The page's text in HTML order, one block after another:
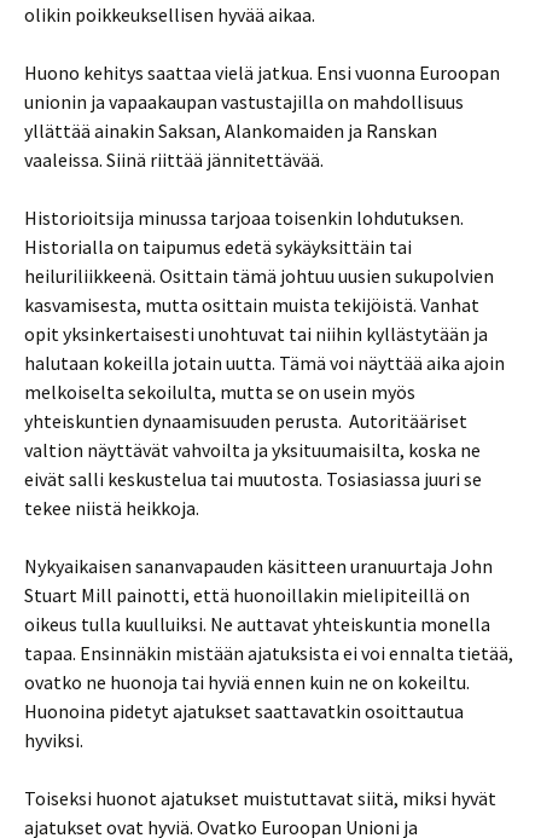
olikin poikkeuksellisen hyvää aikaa.
Huono kehitys saattaa vielä jatkua. Ensi vuonna Euroopan
unionin ja vapaakaupan vastustajilla on mahdollisuus
yllättää ainakin Saksan, Alankomaiden ja Ranskan
vaaleissa. Siinä riittää jännitettävää.
Historioitsija minussa tarjoaa toisenkin lohdutuksen.
Historialla on taipumus edetä sykäyksittäin tai
heiluriliikkeenä. Osittain tämä johtuu uusien sukupolvien
kasvamisesta, mutta osittain muista tekijöistä. Vanhat
opit yksinkertaisesti unohtuvat tai niihin kyllästytään ja
halutaan kokeilla jotain uutta. Tämä voi näyttää aika ajoin
melkoiselta sekoilulta, mutta se on usein myös
yhteiskuntien dynaamisuuden perusta. Autoritääriset
valtion näyttävät vahvoilta ja yksituumaisilta, koska ne
eivät salli keskustelua tai muutosta. Tosiasiassa juuri se
tekee niistä heikkoja.
Nykyaikaisen sananvapauden käsitteen uranuurtaja John
Stuart Mill painotti, että huonoillakin mielipiteillä on
oikeus tulla kuulluiksi. Ne auttavat yhteiskuntia monella
tapaa. Ensinnäkin mistään ajatuksista ei voi ennalta tietää,
ovatko ne huonoja tai hyviä ennen kuin ne on kokeiltu.
Huonoina pidetyt ajatukset saattavatkin osoittautua
hyviksi.
Toiseksi huonot ajatukset muistuttavat siitä, miksi hyvät
ajatukset ovat hyviä. Ovatko Euroopan Unioni ja